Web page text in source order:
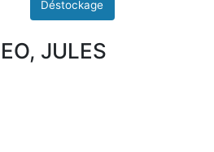
JULES